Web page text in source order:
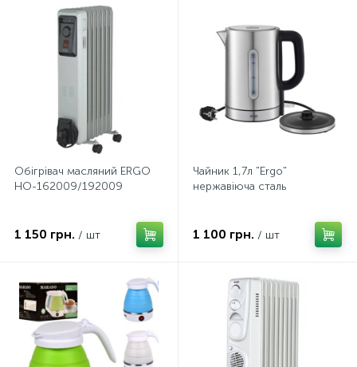
Обігрівач масляний ERGO
HO-162009/192009
1 150 грн. / шт
Чайник 1,7л "Ergo"
нержавіюча сталь
1 100 грн. / шт